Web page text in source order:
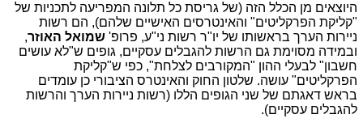
היוצאים מן הכלל הזה (של גריסת כל תלונה המפריעה לתכניות של
"קליקת הפרקליטים" והאינטרסים האישיים שלהם), הם רשות
ניירות הערך בראשותו של יו"ר רשות ני"ע, פרופ' שמואל האוזר,
ובמידה מסוימת גם הרשות להגבלים עסקיים, גופים ש"לא עושים
חשבון" לבעלי ההון "המקורבים לצלחת", כפי ש"קליקת
הפרקליטים" עושה. שלטון החוק והאינטרס הציבורי כן עומדים
בראש דאגתם של שני הגופים הללו (רשות ניירות הערך והרשות
להגבלים עסקיים).